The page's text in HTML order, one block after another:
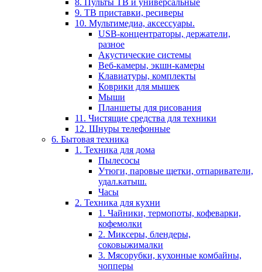
8. Пульты ТВ и универсальные
9. ТВ приставки, ресиверы
10. Мультимедиа, аксессуары.
USB-концентраторы, держатели,
разное
Акустические системы
Веб-камеры, экшн-камеры
Клавиатуры, комплекты
Коврики для мышек
Мыши
Планшеты для рисования
11. Чистящие средства для техники
12. Шнуры телефонные
6. Бытовая техника
1. Техника для дома
Пылесосы
Утюги, паровые щетки, отпариватели,
удал.катыш.
Часы
2. Техника для кухни
1. Чайники, термопоты, кофеварки,
кофемолки
2. Миксеры, блендеры,
соковыжималки
3. Мясорубки, кухонные комбайны,
чопперы